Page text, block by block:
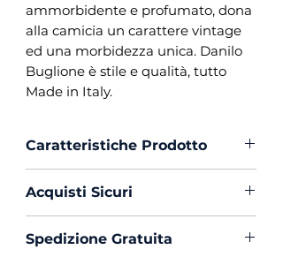
ammorbidente e profumato, dona
alla camicia un carattere vintage
ed una morbidezza unica. Danilo
Buglione è stile e qualità, tutto
Made in Italy.
Caratteristiche Prodotto
Collo : Francese con
Portastecche
Polso :Tondo
Acquisti Sicuri
sicurezza con PayPal o Carta di
Spedizione Gratuita